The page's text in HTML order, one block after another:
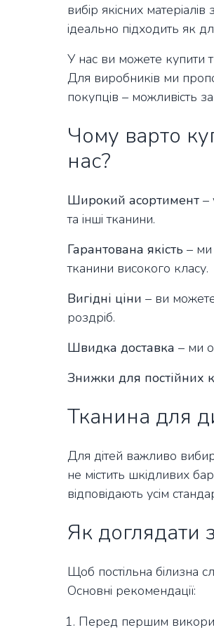
вибір якісних
ідеально підходить як
У нас ви можете купити
Для виробників ми
покупців – можливість
Чому варто
нас?
Широкий асортимент –
та інші тканини.
Гарантована якість –
тканини високого класу.
Вигідні ціни – ви
роздріб.
Швидка доставка – ми
Знижки для постійних
Тканина для
Для дітей важливо
не містить шкідливих
відповідають усім
Як доглядати
Щоб постільна білизна
Основні рекомендації:
Перед першим